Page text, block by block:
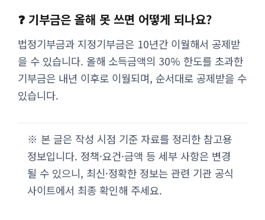
❓ 기부금은 올해 못 쓰면 어떻게 되나요?
법정기부금과 지정기부금은 10년간 이월해서 공제받
을 수 있습니다. 올해 소득금액의 30% 한도를 초과한
기부금은 내년 이후로 이월되며, 순서대로 공제받을 수
있습니다.
※ 본 글은 작성 시점 기준 자료를 정리한 참고용
정보입니다. 정책·요건·금액 등 세부 사항은 변경
될 수 있으니, 최신·정확한 정보는 관련 기관 공식
사이트에서 최종 확인해 주세요.